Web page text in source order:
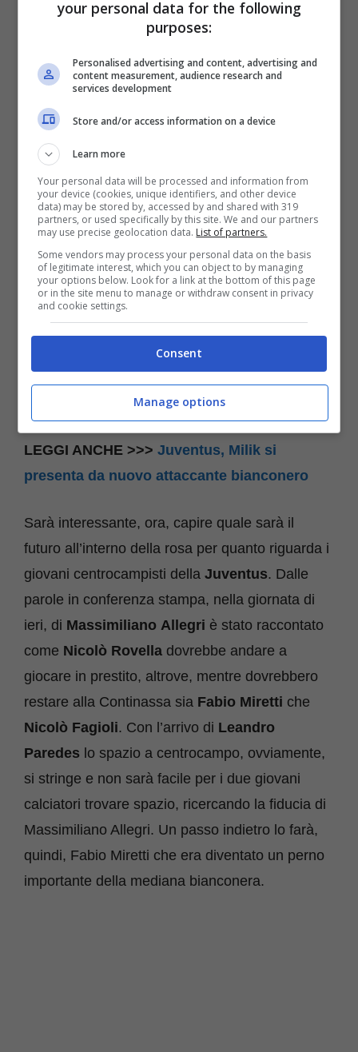
Leandro
Paredes? E’ una situazione in
essere presto più chiare. Sicuramente il
centrocampista andrà ad agire da regista
davanti alla difesa, quello che mancava alla rosa
bianconera da tempo, ormai, e probabilmente
Manuel Locatelli . Questo, ovviamente, porterà
Nicolò Fagioli ,Fabio MirettieWeston
McKenniea partire un gradino sotto nelle
gerarchie. L’impostazione della manovra della
Juventus diMassimiliano Allegripotrebbe,
quindi, migliorare potremmo vedere una squadra
con un miglior giro palla. In attesa delle visite
mediche del calciatore si può dire che il tecnico
livornese ha avuto il “regalo” che voleva.
LEGGI ANCHE >>> Juventus, Milik si
presenta da nuovo attaccante bianconero
Sarà interessante, ora, capire quale sarà il
futuro all’interno della rosa per quanto riguarda i
giovani centrocampisti della Juventus. Dalle
parole in conferenza stampa, nella giornata di
ieri, di Massimiliano Allegri è stato raccontato
come Nicolò Rovella dovrebbe andare a
giocare in prestito, altrove, mentre dovrebbero
restare alla Continassa sia Fabio Miretti che
Nicolò Fagioli. Con l’arrivo di Leandro
Paredes lo spazio a centrocampo, ovviamente,
si stringe e non sarà facile per i due giovani
calciatori trovare spazio, ricercando la fiducia di
Massimiliano Allegri. Un passo indietro lo farà,
quindi, Fabio Miretti che era diventato un perno
importante della mediana bianconera.
your personal data for the following
purposes:
Personalised advertising and content, advertising and
content measurement, audience research and
services development
Store and/or access information on a device
Learn more
Your personal data will be processed and information from
your device (cookies, unique identifiers, and other device
data) may be stored by, accessed by and shared with 319
partners, or used specifically by this site. We and our partners
may use precise geolocation data. List of partners.
Some vendors may process your personal data on the basis
of legitimate interest, which you can object to by managing
your options below. Look for a link at the bottom of this page
or in the site menu to manage or withdraw consent in privacy
and cookie settings.
Consent
Manage options